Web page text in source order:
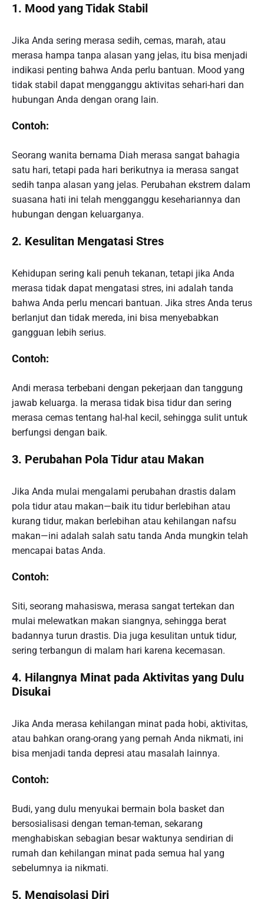
1. Mood yang Tidak Stabil
Jika Anda sering merasa sedih, cemas, marah, atau
merasa hampa tanpa alasan yang jelas, itu bisa menjadi
indikasi penting bahwa Anda perlu bantuan. Mood yang
tidak stabil dapat mengganggu aktivitas sehari-hari dan
hubungan Anda dengan orang lain.
Contoh:
Seorang wanita bernama Diah merasa sangat bahagia
satu hari, tetapi pada hari berikutnya ia merasa sangat
sedih tanpa alasan yang jelas. Perubahan ekstrem dalam
suasana hati ini telah mengganggu kesehariannya dan
hubungan dengan keluarganya.
2. Kesulitan Mengatasi Stres
Kehidupan sering kali penuh tekanan, tetapi jika Anda
merasa tidak dapat mengatasi stres, ini adalah tanda
bahwa Anda perlu mencari bantuan. Jika stres Anda terus
berlanjut dan tidak mereda, ini bisa menyebabkan
gangguan lebih serius.
Contoh:
Andi merasa terbebani dengan pekerjaan dan tanggung
jawab keluarga. Ia merasa tidak bisa tidur dan sering
merasa cemas tentang hal-hal kecil, sehingga sulit untuk
berfungsi dengan baik.
3. Perubahan Pola Tidur atau Makan
Jika Anda mulai mengalami perubahan drastis dalam
pola tidur atau makan—baik itu tidur berlebihan atau
kurang tidur, makan berlebihan atau kehilangan nafsu
makan—ini adalah salah satu tanda Anda mungkin telah
mencapai batas Anda.
Contoh:
Siti, seorang mahasiswa, merasa sangat tertekan dan
mulai melewatkan makan siangnya, sehingga berat
badannya turun drastis. Dia juga kesulitan untuk tidur,
sering terbangun di malam hari karena kecemasan.
4. Hilangnya Minat pada Aktivitas yang Dulu
Disukai
Jika Anda merasa kehilangan minat pada hobi, aktivitas,
atau bahkan orang-orang yang pernah Anda nikmati, ini
bisa menjadi tanda depresi atau masalah lainnya.
Contoh:
Budi, yang dulu menyukai bermain bola basket dan
bersosialisasi dengan teman-teman, sekarang
menghabiskan sebagian besar waktunya sendirian di
rumah dan kehilangan minat pada semua hal yang
sebelumnya ia nikmati.
5. Mengisolasi Diri